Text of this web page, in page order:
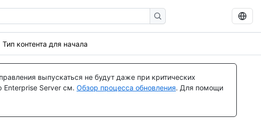
Тип контента для начала
выпускаться не будут даже при критических
Enterprise Server см. Обзор процесса обновления. Для помощи